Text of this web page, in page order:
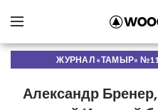
ЖУРНАЛ «ТАМЫР»
Александр